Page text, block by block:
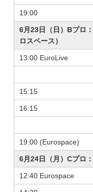
19:00
6月23日（日）Bプロ
ロスペース）
13:00 EuroLive
15:15
16:15
19:00 (Eurospace)
6月24日（月）C
12:40 Eurospace